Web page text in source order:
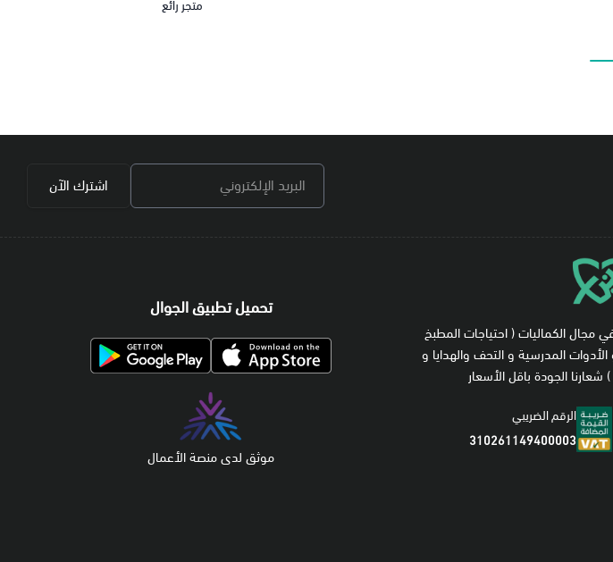
البريد الإلكتروني
اشترك الآن
في مجال الكماليات ( احتياجات المطبخ
المدرسية و التحف والهدايا و
شعارنا الجودة باقل الأسعار
الرقم الضريبي
310261149400003
تحميل تطبيق الجوال
موثق لدى منصة الأعمال